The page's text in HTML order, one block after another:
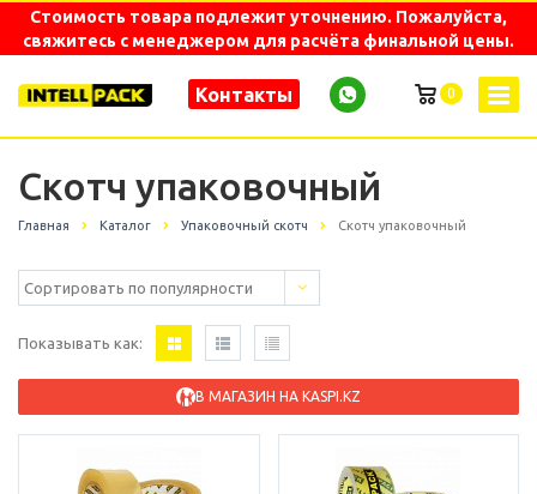
Стоимость товара подлежит уточнению. Пожалуйста,
свяжитесь с менеджером для расчёта финальной цены.
0
Контакты
Скотч упаковочный
Главная Каталог Упаковочный скотч Скотч упаковочный
Показывать как:
В МАГАЗИН НА KASPI.KZ